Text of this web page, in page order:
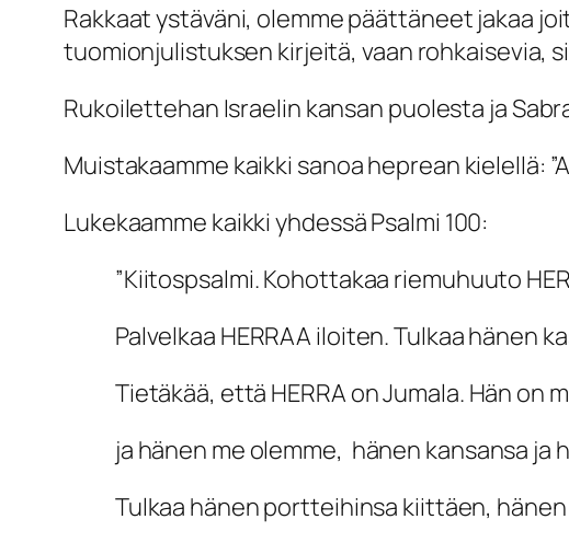
Rakkaat ystäväni, olemme päättäneet jakaa
tuomionjulistuksen kirjeitä, vaan rohkaisevia,
Rukoilettehan Israelin kansan puolesta ja
Muistakaamme kaikki sanoa heprean kielellä:
Lukekaamme kaikki yhdessä Psalmi 100:
”Kiitospsalmi. Kohottakaa riemuhuuto
Palvelkaa HERRAA iloiten. Tulkaa hänen
Tietäkää, että HERRA on Jumala. Hän on
ja hänen me olemme, hänen kansansa ja
Tulkaa hänen portteihinsa kiittäen, hänen